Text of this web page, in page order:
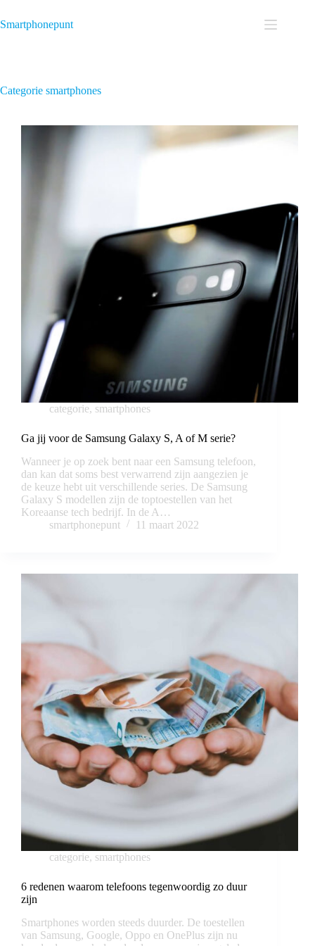
Smartphonepunt
Categorie smartphones
categorie, smartphones
Ga jij voor de Samsung Galaxy S, A of M serie?
Wanneer je op zoek bent naar een Samsung telefoon,
dan kan dat soms best verwarrend zijn aangezien je
de keuze hebt uit verschillende series. De Samsung
Galaxy S modellen zijn de toptoestellen van het
Koreaanse tech bedrijf. In de A…
smartphonepunt
11 maart 2022
categorie, smartphones
6 redenen waarom telefoons tegenwoordig zo duur
zijn
Smartphones worden steeds duurder. De toestellen
van Samsung, Google, Oppo en OnePlus zijn nu